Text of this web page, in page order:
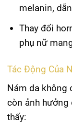
melanin,
Thay đổi
phụ nữ
Tác Động Của
Nám da không
còn ảnh hưởng
thấy: